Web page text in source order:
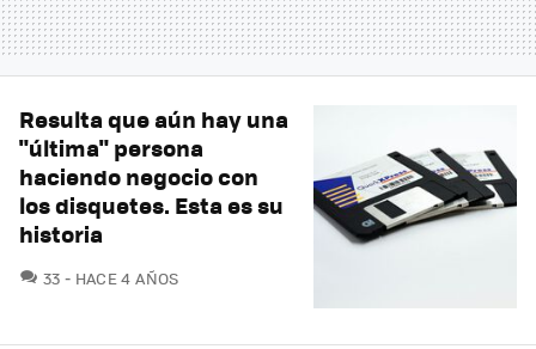
Resulta que aún hay una
"última" persona
haciendo negocio con
los disquetes. Esta es su
historia
33 COMENTARIOS
HACE 4 AÑOS